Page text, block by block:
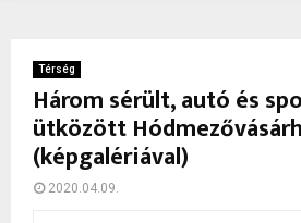
Térség
Három sérült, autó és
ütközött
(képgalériával)
2020.04.09.